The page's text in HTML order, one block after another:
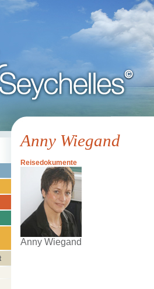
Anny Wiegand
Reisedokumente
Anny Wiegand